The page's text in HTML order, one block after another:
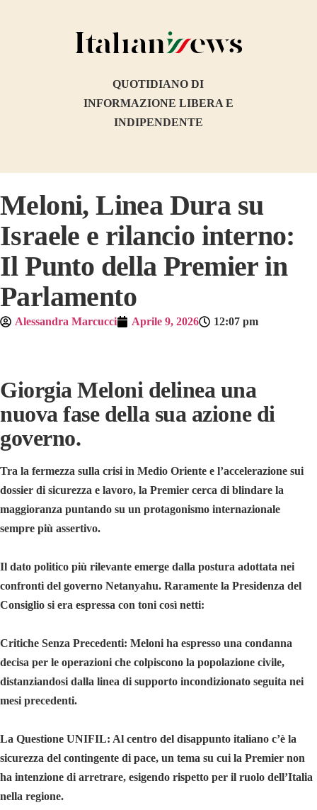
QUOTIDIANO DI
INFORMAZIONE LIBERA E
INDIPENDENTE
Meloni, Linea Dura su
Israele e rilancio interno:
Il Punto della Premier in
Parlamento
Alessandra Marcucci Aprile 9, 2026 12:07 pm
Giorgia Meloni delinea una
nuova fase della sua azione di
governo.
Tra la fermezza sulla crisi in Medio Oriente e l’accelerazione sui
dossier di sicurezza e lavoro, la Premier cerca di blindare la
maggioranza puntando su un protagonismo internazionale
sempre più assertivo.
Il dato politico più rilevante emerge dalla postura adottata nei
confronti del governo Netanyahu. Raramente la Presidenza del
Consiglio si era espressa con toni così netti:
Critiche Senza Precedenti: Meloni ha espresso una condanna
decisa per le operazioni che colpiscono la popolazione civile,
distanziandosi dalla linea di supporto incondizionato seguita nei
mesi precedenti.
La Questione UNIFIL: Al centro del disappunto italiano c’è la
sicurezza del contingente di pace, un tema su cui la Premier non
ha intenzione di arretrare, esigendo rispetto per il ruolo dell’Italia
nella regione.